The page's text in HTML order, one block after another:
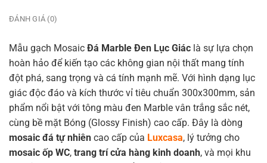
ĐÁNH GIÁ (0)
Mẫu gạch Mosaic Đá Marble Đen Lục Giác là sự lựa chọn
hoàn hảo để kiến tạo các không gian nội thất mang tính
đột phá, sang trọng và cá tính mạnh mẽ. Với hình dạng lục
giác độc đáo và kích thước vỉ tiêu chuẩn 300x300mm, sản
phẩm nổi bật với tông màu đen Marble vân trắng sắc nét,
cùng bề mặt Bóng (Glossy Finish) cao cấp. Đây là dòng
mosaic đá tự nhiên cao cấp của Luxcasa, lý tưởng cho
mosaic ốp WC, trang trí cửa hàng kinh doanh, và mọi khu